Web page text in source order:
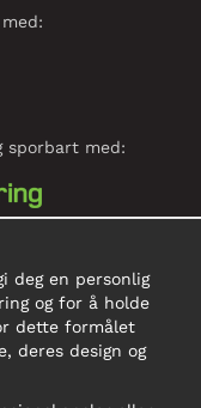
sporbart med:
deg en personlig
og for å holde
dette formålet
deres design og